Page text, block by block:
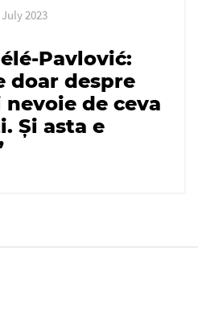
2023
Pavlović:
doar despre
de ceva
Și asta e